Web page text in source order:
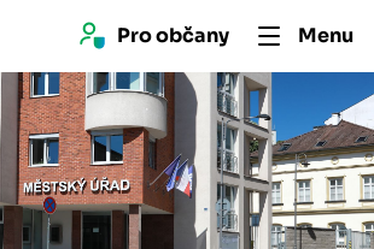
Pro občany Menu